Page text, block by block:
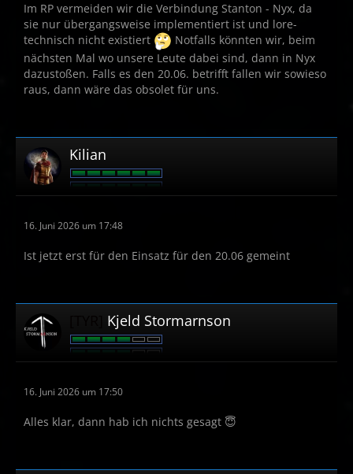
Im RP vermeiden wir die Verbindung Stanton - Nyx, da
sie nur übergangsweise implementiert ist und lore-
technisch nicht existiert
Notfalls könnten wir, beim
nächsten Mal wo unsere Leute dabei sind, dann in Nyx
dazustoßen. Falls es den 20.06. betrifft fallen wir sowieso
raus, dann wäre das obsolet für uns.
Kilian
16. Juni 2026 um 17:48
Ist jetzt erst für den Einsatz für den 20.06 gemeint
Kjeld Stormarnson
16. Juni 2026 um 17:50
Alles klar, dann hab ich nichts gesagt 😇